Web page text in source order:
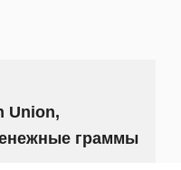
Union,
граммы